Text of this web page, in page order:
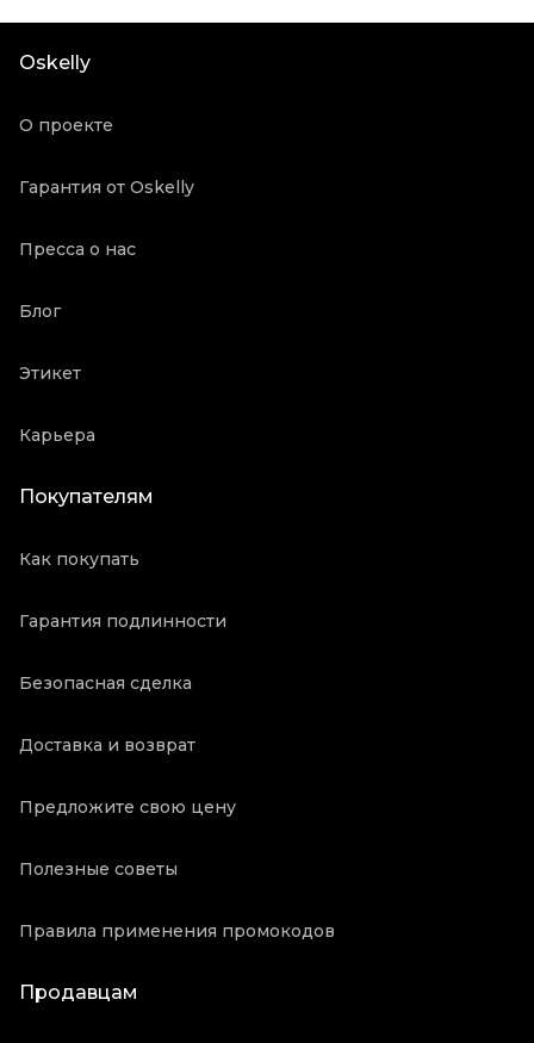
Продавец
Oskelly
О проекте
Гарантия от Oskelly
Пресса о нас
Блог
Этикет
Карьера
Покупателям
Как покупать
Гарантия подлинности
Безопасная сделка
Доставка и возврат
Предложите свою цену
Полезные советы
Правила применения промокодов
Продавцам